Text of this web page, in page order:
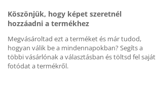
Köszönjük, hogy képet szeretnél
hozzáadni a termékhez
Megvásároltad ezt a terméket és már tudod,
hogyan válik be a mindennapokban? Segíts a
többi vásárlónak a választásban és töltsd fel saját
fotódat a termékről.